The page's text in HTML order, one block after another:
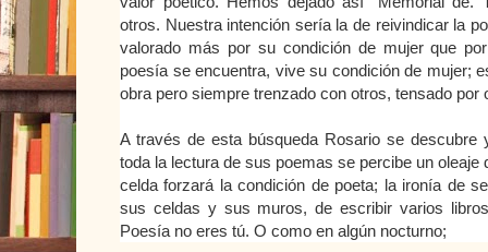
otros. Nuestra intención sería la de reivindicar la
valorado más por su condición de mujer que
poesía se encuentra, vive su condición de mujer;
obra pero siempre trenzado con otros, tensado por
A través de esta búsqueda Rosario se descubre
toda la lectura de sus poemas se percibe un oleaje
celda forzará la condición de poeta; la ironía de
sus celdas y sus muros, de escribir varios
Poesía no eres tú. O como en algún nocturno;